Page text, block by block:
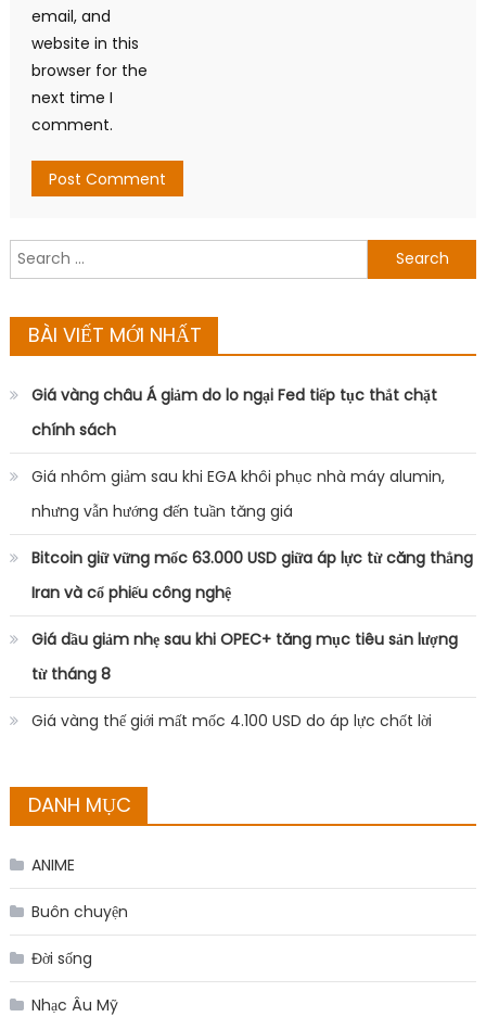
email, and
website in this
browser for the
next time I
comment.
Search
for:
BÀI VIẾT MỚI NHẤT
Giá vàng châu Á giảm do lo ngại Fed tiếp tục thắt chặt
chính sách
Giá nhôm giảm sau khi EGA khôi phục nhà máy alumin,
nhưng vẫn hướng đến tuần tăng giá
Bitcoin giữ vững mốc 63.000 USD giữa áp lực từ căng thẳng
Iran và cổ phiếu công nghệ
Giá dầu giảm nhẹ sau khi OPEC+ tăng mục tiêu sản lượng
từ tháng 8
Giá vàng thế giới mất mốc 4.100 USD do áp lực chốt lời
DANH MỤC
ANIME
Buôn chuyện
Đời sống
Nhạc Âu Mỹ